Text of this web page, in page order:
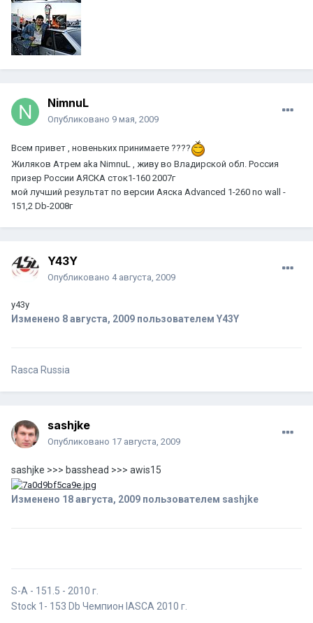
NimnuL
Опубликовано 9 мая, 2009
Всем привет , новеньких принимаете ????
Жиляков Атрем aka NimnuL , живу во Владирской обл. Россия
призер России АЯСКА сток1-160 2007г
мой лучший результат по версии Аяска Advanced 1-260 no wall -
151,2 Db-2008г
Y43Y
Опубликовано 4 августа, 2009
y43y
Изменено 8 августа, 2009 пользователем Y43Y
Rasca Russia
sashjke
Опубликовано 17 августа, 2009
sashjke >>> basshead >>> awis15
Изменено 18 августа, 2009 пользователем sashjke
S-A - 151.5 - 2010 г.
Stock 1- 153 Db Чемпион IASCA 2010 г.